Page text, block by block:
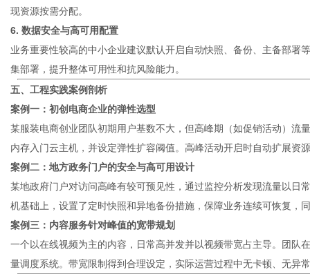
现资源按需分配。
6. 数据安全与高可用配置
业务重要性较高的中小企业建议默认开启自动快照、备份、主备部署
集部署，提升整体可用性和抗风险能力。
五、工程实践案例剖析
案例一：初创电商企业的弹性选型
某服装电商创业团队初期用户基数不大，但高峰期（如促销活动）流
内存入门云主机 ，并设定弹性扩容阈值。高峰活动开启时自动扩展资
案例二：地方政务门户的安全与高可用设计
某地政府门户对访问高峰有较可预见性，通过监控分析发现流量以日
机基础上，设置了定时快照和异地备份措施，保障业务连续可恢复，
案例三：内容服务针对峰值的宽带规划
一个以在线视频为主的内容，日常高并发并以视频带宽占主导。团队
量调度系统。带宽限制得到合理设定，实际运营过程中无卡顿、无异